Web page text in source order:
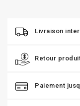
Livraison
Retour
Paiement